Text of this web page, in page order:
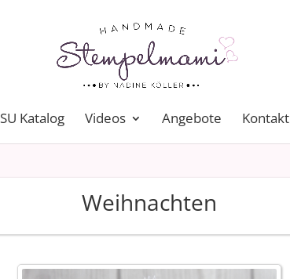
SU Katalog Videos Angebote Kontakt
Weihnachten